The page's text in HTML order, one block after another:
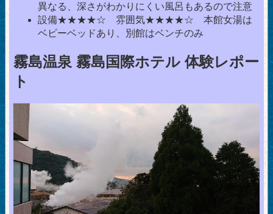
異なる、深さがわかりにくい風呂もあるので注意
設備★★★★☆ 雰囲気★★★★☆ 本館女湯は
ベビーベッドあり、別館はベンチのみ
霧島温泉 霧島国際ホテル 体験レポー
ト